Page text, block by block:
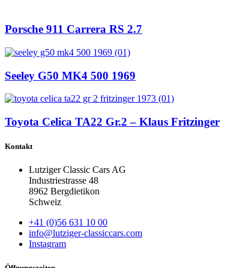
Porsche 911 Carrera RS 2.7
Seeley G50 MK4 500 1969
Toyota Celica TA22 Gr.2 – Klaus Fritzinger
Kontakt
Lutziger Classic Cars AG
Industriestrasse 48
8962 Bergdietikon
Schweiz
+41 (0)56 631 10 00
info@lutziger-classiccars.com
Instagram